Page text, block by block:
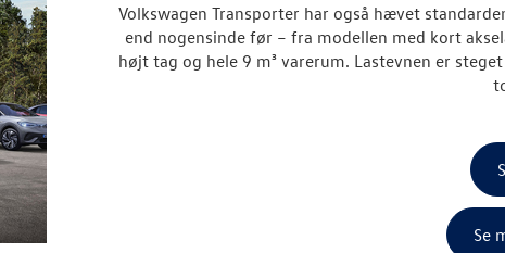
Volkswagen Transporter har også hævet
end nogensinde før – fra modellen med kort
højt tag og hele 9 m³ varerum. Lastevnen er
Se